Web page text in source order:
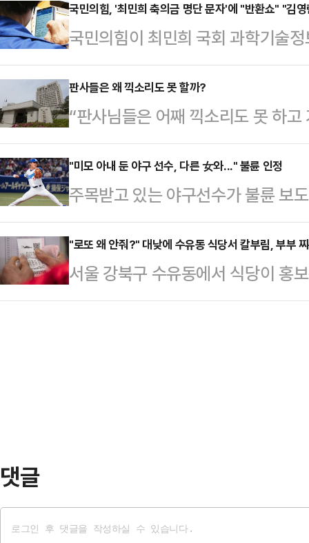
향한 의혹들을 제기하며 주목받은
기술정보방송통신위원회 위원장의
본부장 사퇴의 건을 이슈로 띄우면
에서도 최근 박 의원의 활약을 인정
국감에 초점을 맞춘 질의가 좀 더
에 따르면 박정훈 의원은 국…
국민의힘, '최민희 축의금 명단 문자'에 "반환쇼" "김
국민의힘이 최민희 국회 과학기술
기관 및 기업 관계자들의 축의금 명
에 포착된 것과 관련해 "김영란법(
하며 맹공을 퍼붓고 있다.서울신문
은 26일 국회 본회의장에서 텔레그
등의 이름과 액수가 적힌 명단을
원은 입금 완료", "90만원은 김 실
에 최 위원장 측(의원실)…
판사들은 왜 끽소리도 못 할까?
“판사님들은 어째 끽소리도 못 하
고 있고, 사법권의 독립과 권위를
가요! 기백도 없고 분노할 줄도 모
치 패거리들이 겁나는가요? 후환
겸 변호사 이상민(향년 67세, 대전,
이다. 한낱 공무원 월급쟁이들로 전
얼굴 들 수 없게 한 호통이다.대법
의 도…
"미모 아내 둔 야구 선수, 다른 女와..." 불륜 인정
주목받고 있는 야구선수가 불륜 보
일 일본 주간지 주간문춘은 주니치
주고받은 메시지를 공개하며 "이번
취를 주목하고 있는 야나기가 정작
상황"이라고 보도했다.특히 야나기
"로또 왜 안줘?" 대낮에 수유동 식당서 칼부림, 부부
서울 강북구 수유동에서 식당이 홍
이유로 식당 주인 부부를 흉기로
댓글